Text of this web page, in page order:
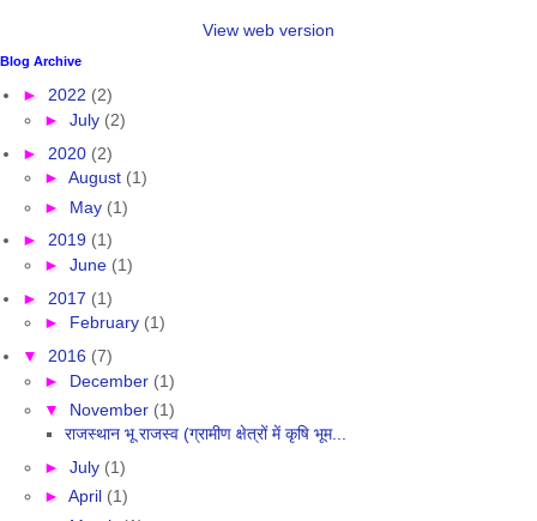
View web version
Blog Archive
► 2022 (2)
► July (2)
► 2020 (2)
► August (1)
► May (1)
► 2019 (1)
► June (1)
► 2017 (1)
► February (1)
▼ 2016 (7)
► December (1)
▼ November (1)
राजस्थान भू राजस्व (ग्रामीण क्षेत्रों में कृषि भूम...
► July (1)
► April (1)